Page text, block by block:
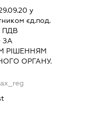
у
єд.под.
ПДВ
ЗА
РIШЕННЯМ
ОРГАНУ.